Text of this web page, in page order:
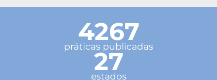
4267
práticas publicadas
27
estados